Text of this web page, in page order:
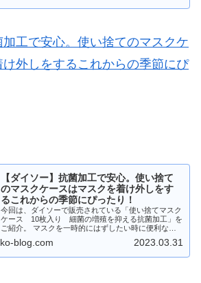
加工で安心。使い捨てのマスクケ
外しをするこれからの季節にぴ
【ダイソー】抗菌加工で安心。使い捨て
のマスクケースはマスクを着け外しをす
るこれからの季節にぴったり！
今回は、ダイソーで販売されている「使い捨てマスク
ケース 10枚入り 細菌の増殖を抑える抗菌加工」を
ご紹介。 マスクを一時的にはずしたい時に便利なマ
て衛生的な商品です。
blog.com 2023.03.31